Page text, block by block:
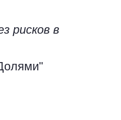
рисков в
30%